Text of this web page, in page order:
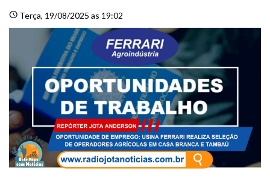
schedule Terça, 19/08/2025 as 19:02